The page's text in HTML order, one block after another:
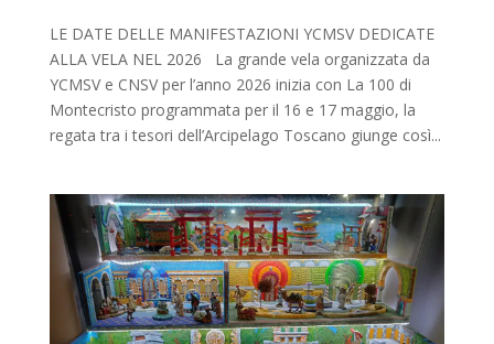
LE DATE DELLE MANIFESTAZIONI YCMSV DEDICATE
ALLA VELA NEL 2026 La grande vela organizzata da
YCMSV e CNSV per l’anno 2026 inizia con La 100 di
Montecristo programmata per il 16 e 17 maggio, la
regata tra i tesori dell’Arcipelago Toscano giunge così...